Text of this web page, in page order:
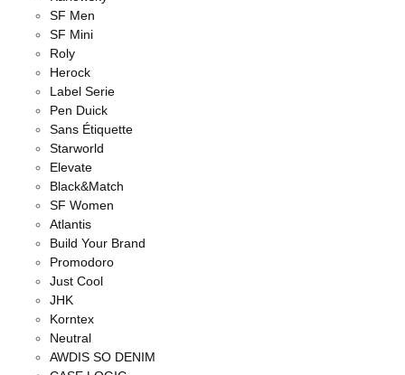
SF Men
SF Mini
Roly
Herock
Label Serie
Pen Duick
Sans Étiquette
Starworld
Elevate
Black&Match
SF Women
Atlantis
Build Your Brand
Promodoro
Just Cool
JHK
Korntex
Neutral
AWDIS SO DENIM